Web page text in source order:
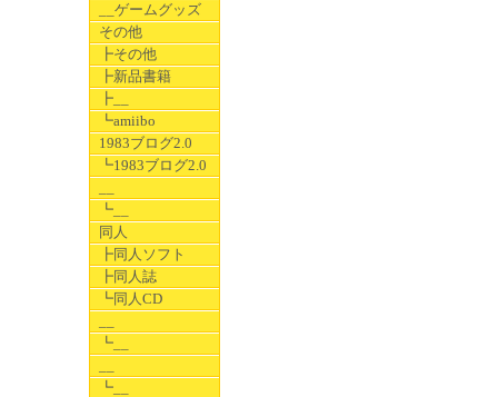
__ゲームグッズ
その他
┣その他
┣新品書籍
┣__
┗amiibo
1983ブログ2.0
┗1983ブログ2.0
┗__
同人
┣同人ソフト
┣同人誌
┗同人CD
┗__
┗__